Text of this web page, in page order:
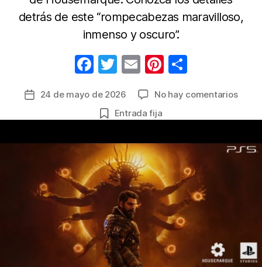
detrás de este “rompecabezas maravilloso,
inmenso y oscuro”.
F
c
e
b
o
o
k
T
itt
er
E
ail
Pi
er
e
st
m
p
ar
tir
Fecha
la
24 de mayo de 2026 No hay comentariosen
Sam
de
Entrada fija